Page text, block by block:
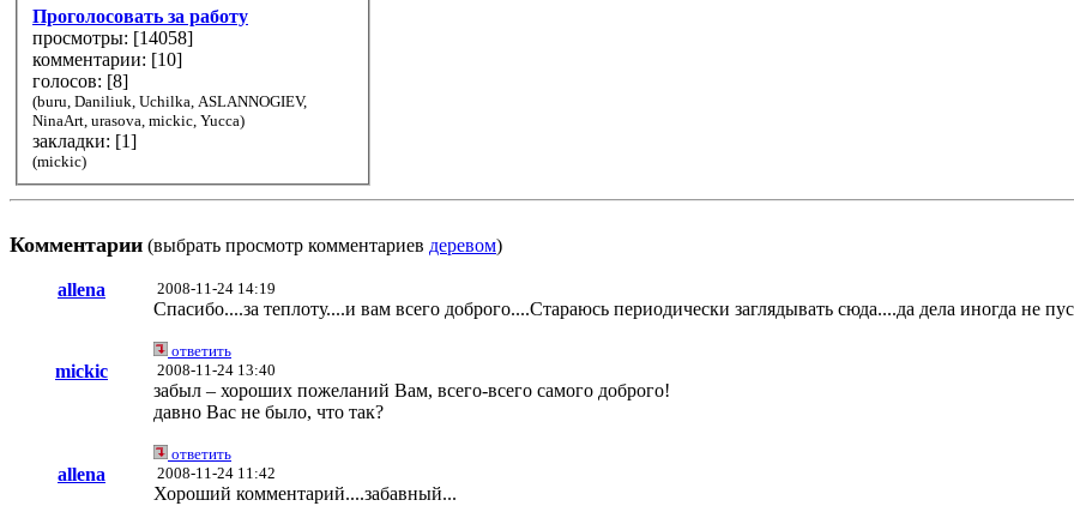
Проголосовать за работу
просмотры: [14058]
комментарии: [10]
голосов: [8]
(buru, Daniliuk, Uchilka, ASLANNOGIEV,
NinaArt, urasova, mickic, Yucca)
закладки: [1]
(mickic)
Комментарии (выбрать просмотр комментариев деревом)
allena 2008-11-24 14:19
Спасибо....за теплоту....и вам всего доброго....Стараюсь периодически заглядывать сюда....да дела иногда не
ответить
mickic 2008-11-24 13:40
забыл – хороших пожеланий Вам, всего-всего самого доброго!
давно Вас не было, что так?
ответить
allena 2008-11-24 11:42
Хороший комментарий....забавный...